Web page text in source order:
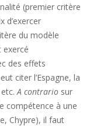
(premier critère
d’exercer
du modèle
exercé
des effets
citer l’Espagne, la
A contrario sur
compétence à une
Chypre), il faut